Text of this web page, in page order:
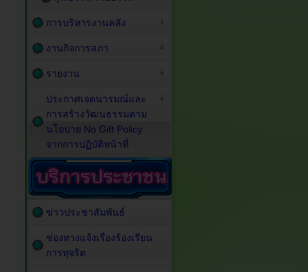
การบริหารงานคลัง
งานกิจการสภา
รายงาน
ประกาศเจตนารมณ์และ
การสร้างวัฒนธรรมตาม
นโยบาย No Gift Policy
จากการปฏิบัติหน้าที่
ข่าวประชาสัมพันธ์
ช่องทางแจ้งเรื่องร้องเรียน
การทุจริต